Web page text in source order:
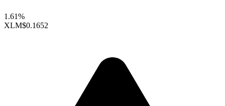
1.61%
XLM$0.1652